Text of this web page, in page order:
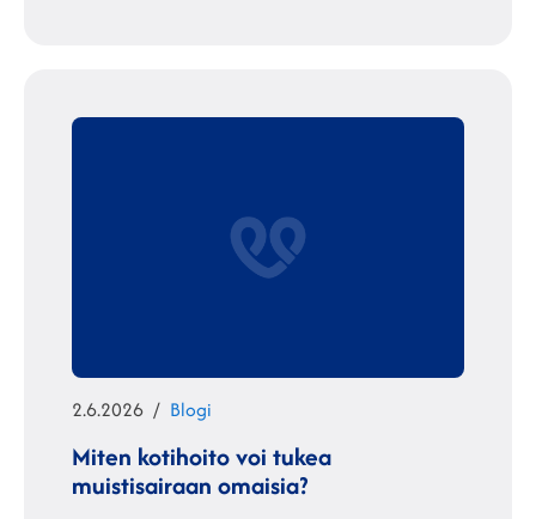
Julkaistu
2.6.2026 Kategoriat
Blogi
Miten kotihoito voi tukea
muistisairaan omaisia?